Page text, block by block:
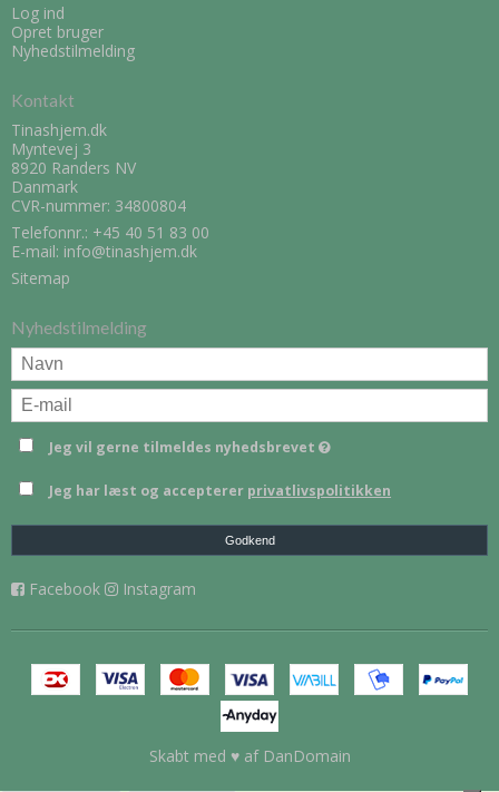
Log ind
Opret bruger
Nyhedstilmelding
Kontakt
Tinashjem.dk
Myntevej 3
8920 Randers NV
Danmark
CVR-nummer: 34800804
Telefonnr.: +45 40 51 83 00
E-mail: info@tinashjem.dk
Sitemap
Nyhedstilmelding
Jeg vil gerne tilmeldes nyhedsbrevet
Jeg har læst og accepterer privatlivspolitikken
Godkend
Facebook Instagram
Skabt med ♥ af DanDomain